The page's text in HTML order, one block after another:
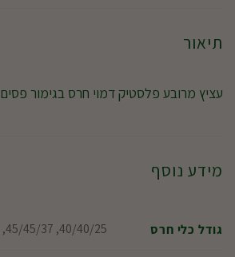
תיאור
עציץ מרובע פלסטיק דמוי חרס בגימור פסים
מידע נוסף
גודל כלי חרס 40/40/25, 45/45/37, 50/50/41